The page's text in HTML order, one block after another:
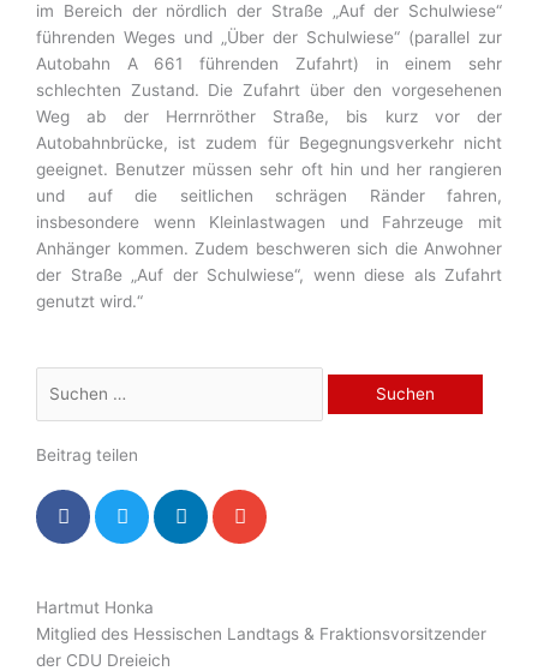
im Bereich der nördlich der Straße „Auf der Schulwiese“
führenden Weges und „Über der Schulwiese“ (parallel zur
Autobahn A 661 führenden Zufahrt) in einem sehr
schlechten Zustand. Die Zufahrt über den vorgesehenen
Weg ab der Herrnröther Straße, bis kurz vor der
Autobahnbrücke, ist zudem für Begegnungsverkehr nicht
geeignet. Benutzer müssen sehr oft hin und her rangieren
und auf die seitlichen schrägen Ränder fahren,
insbesondere wenn Kleinlastwagen und Fahrzeuge mit
Anhänger kommen. Zudem beschweren sich die Anwohner
der Straße „Auf der Schulwiese“, wenn diese als Zufahrt
genutzt wird.“
nach:
Beitrag teilen
Hartmut Honka
Mitglied des Hessischen Landtags & Fraktionsvorsitzender
der CDU Dreieich